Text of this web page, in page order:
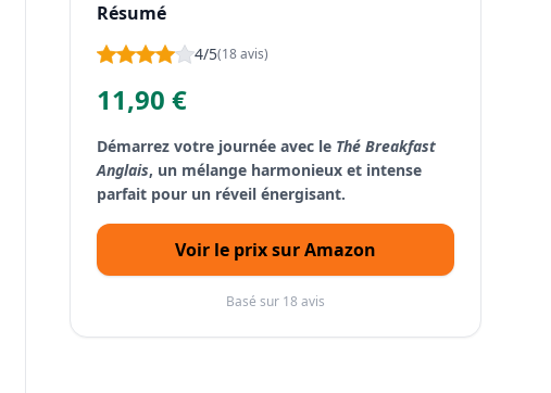
Résumé
4/5(18 avis)
11,90 €
Démarrez votre journée avec le Thé Breakfast
Anglais, un mélange harmonieux et intense
parfait pour un réveil énergisant.
Voir le prix sur Amazon
Basé sur 18 avis